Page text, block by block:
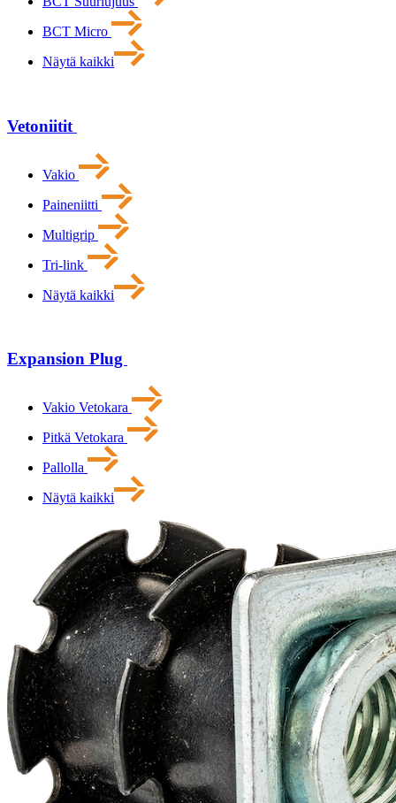
BCT Micro
Näytä kaikki
Vetoniitit
Vakio
Paineniitti
Multigrip
Tri-link
Näytä kaikki
Expansion Plug
Vakio Vetokara
Pitkä Vetokara
Pallolla
Näytä kaikki